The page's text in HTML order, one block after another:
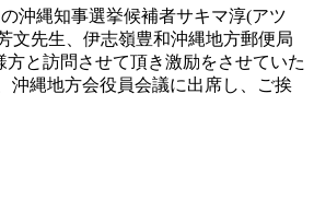
沖縄知事選挙候補者サキマ淳(アツ
文先生、伊志嶺豊和沖縄地方郵便局
と訪問させて頂き激励をさせていた
沖縄地方会役員会議に出席し、ご挨